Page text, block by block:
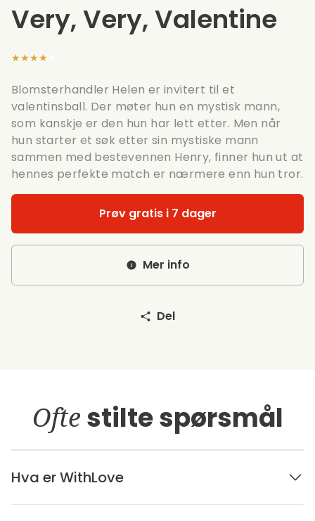
Very, Very, Valentine
★★★★★
Blomsterhandler Helen er invitert til et
valentinsball. Der møter hun en mystisk mann,
som kanskje er den hun har lett etter. Men når
hun starter et søk etter sin mystiske mann
sammen med bestevennen Henry, finner hun ut at
hennes perfekte match er nærmere enn hun tror.
Prøv gratis i 7 dager
Mer info
Del
Ofte stilte spørsmål
Hva er WithLove